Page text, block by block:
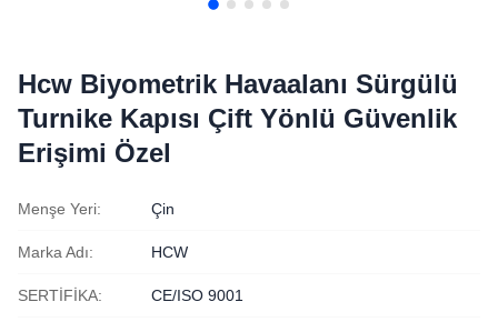
Hcw Biyometrik Havaalanı Sürgülü
Turnike Kapısı Çift Yönlü Güvenlik
Erişimi Özel
Menşe Yeri: Çin
Marka Adı: HCW
SERTİFİKA: CE/ISO 9001